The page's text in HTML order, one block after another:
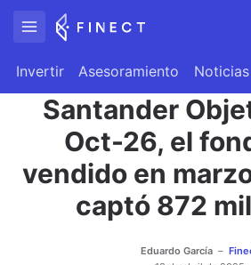
Invertir Asesoramiento Noticias
Santander
Oct-26, el
vendido en
captó 872
Eduardo García